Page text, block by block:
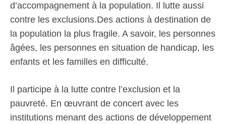
d’accompagnement à la population. Il lutte aussi
contre les exclusions.Des actions à destination de
la population la plus fragile. A savoir, les personnes
âgées, les personnes en situation de handicap, les
enfants et les familles en difficulté.
Il participe à la lutte contre l’exclusion et la
pauvreté. En œuvrant de concert avec les
institutions menant des actions de développement